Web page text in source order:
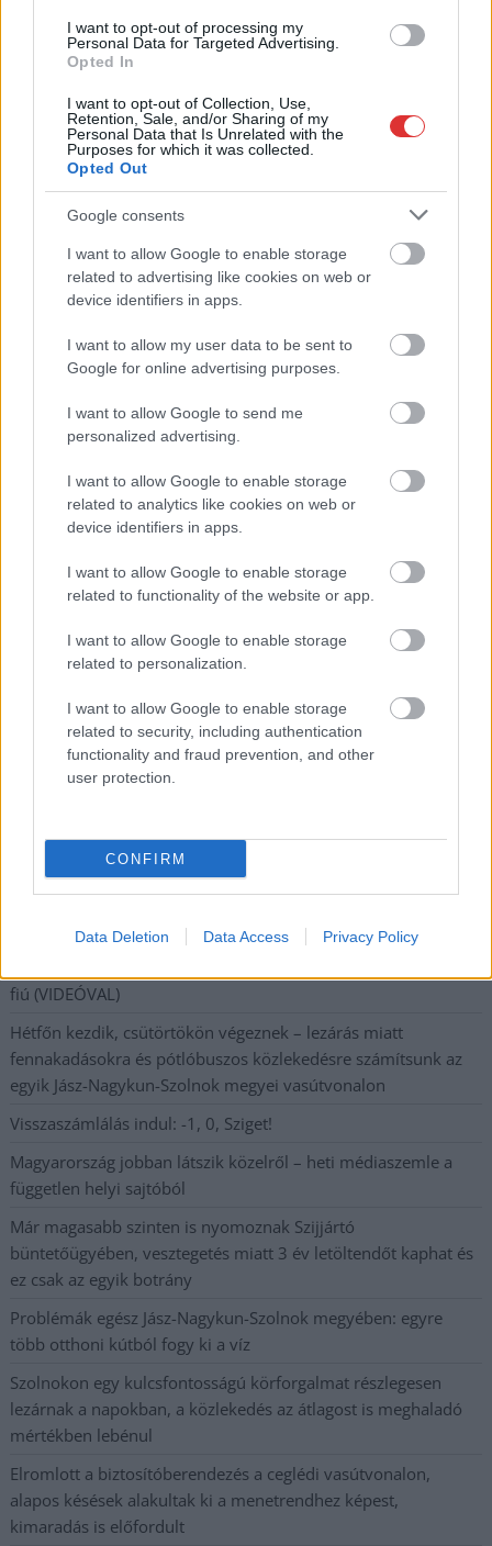
I want to opt-out of processing my
Personal Data for Targeted Advertising.
Opted In
I want to opt-out of Collection, Use,
Retention, Sale, and/or Sharing of my
Personal Data that Is Unrelated with the
Purposes for which it was collected.
Opted Out
Google consents
I want to allow Google to enable storage
related to advertising like cookies on web or
device identifiers in apps.
I want to allow my user data to be sent to
Google for online advertising purposes.
I want to allow Google to send me
personalized advertising.
I want to allow Google to enable storage
related to analytics like cookies on web or
device identifiers in apps.
I want to allow Google to enable storage
related to functionality of the website or app.
I want to allow Google to enable storage
related to personalization.
I want to allow Google to enable storage
related to security, including authentication
functionality and fraud prevention, and other
user protection.
CONFIRM
Data Deletion Data Access Privacy Policy
Hírlevél feliratkozás
Adja
meg e-mail címét:
Megismertem és elfogadom a
legfrissebb információkkal és exkluzív tartalmakkal hétről hétre
postaládájába érkezik!
A SZOL24 legfrissebb 24 cikke
Drágább lett Magyarország, de vajon jobb is? – kemény kritika
a hazai turizmusról
A Tisza Párt Dr. Baka Andrást jelöli köztársasági elnöknek
fiú (VIDEÓVAL)
Hétfőn kezdik, csütörtökön végeznek – lezárás miatt
fennakadásokra és pótlóbuszos közlekedésre számítsunk az
egyik Jász-Nagykun-Szolnok megyei vasútvonalon
Visszaszámlálás indul: -1, 0, Sziget!
Magyarország jobban látszik közelről – heti médiaszemle a
független helyi sajtóból
Már magasabb szinten is nyomoznak Szijjártó
büntetőügyében, vesztegetés miatt 3 év letöltendőt kaphat és
ez csak az egyik botrány
Problémák egész Jász-Nagykun-Szolnok megyében: egyre
több otthoni kútból fogy ki a víz
Szolnokon egy kulcsfontosságú körforgalmat részlegesen
lezárnak a napokban, a közlekedés az átlagost is meghaladó
mértékben lebénul
Elromlott a biztosítóberendezés a ceglédi vasútvonalon,
alapos késések alakultak ki a menetrendhez képest,
kimaradás is előfordult